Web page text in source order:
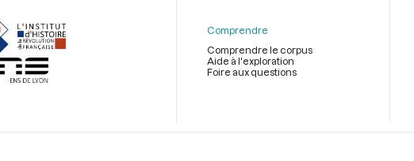
page
Comprendre
Comprendre le corpus
Aide à l'exploration
Foire aux questions